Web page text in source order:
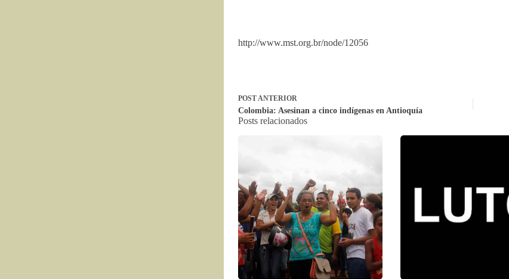
http://www.mst.org.br/node/12056
POSTANTERIOR
Colombia: Asesinan a cinco indígenas en Antioquía
Posts relacionados